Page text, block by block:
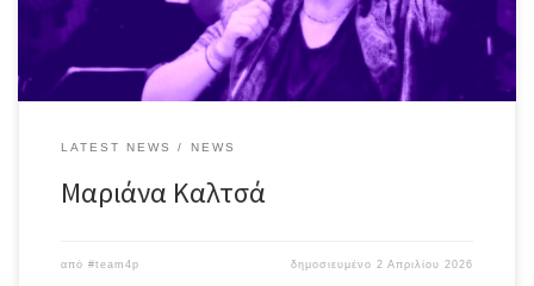
προσκαλούμε σε μια βραδιά που στόχος […]
LATEST NEWS NEWS
Μαριάνα Καλτσά
από #team4p δημοσιευμένο2 Απριλίου 2026